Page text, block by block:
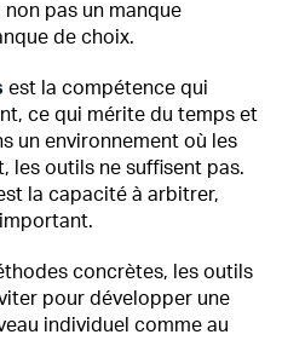
non pas un manque
de choix.
est la compétence qui
ce qui mérite du temps et
un environnement où les
les outils ne suffisent pas.
la capacité à arbitrer,
concrètes, les outils
pour développer une
individuel comme au